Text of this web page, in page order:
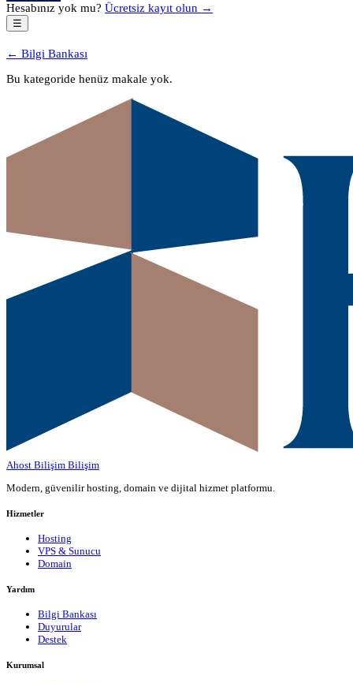
Hesabınız yok mu? Ücretsiz kayıt olun →
☰
← Bilgi Bankası
Bu kategoride henüz makale yok.
Ahost Bilişim Bilişim
Modern, güvenilir hosting, domain ve dijital hizmet platformu.
Hizmetler
Hosting
VPS & Sunucu
Domain
Yardım
Bilgi Bankası
Duyurular
Destek
Kurumsal